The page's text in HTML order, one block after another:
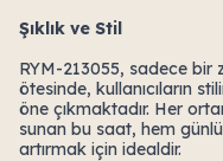
Şıklık ve Stil
RYM-213055, sadece bir
ötesinde, kullanıcıların
öne çıkmaktadır. Her
sunan bu saat, hem
artırmak için idealdir.